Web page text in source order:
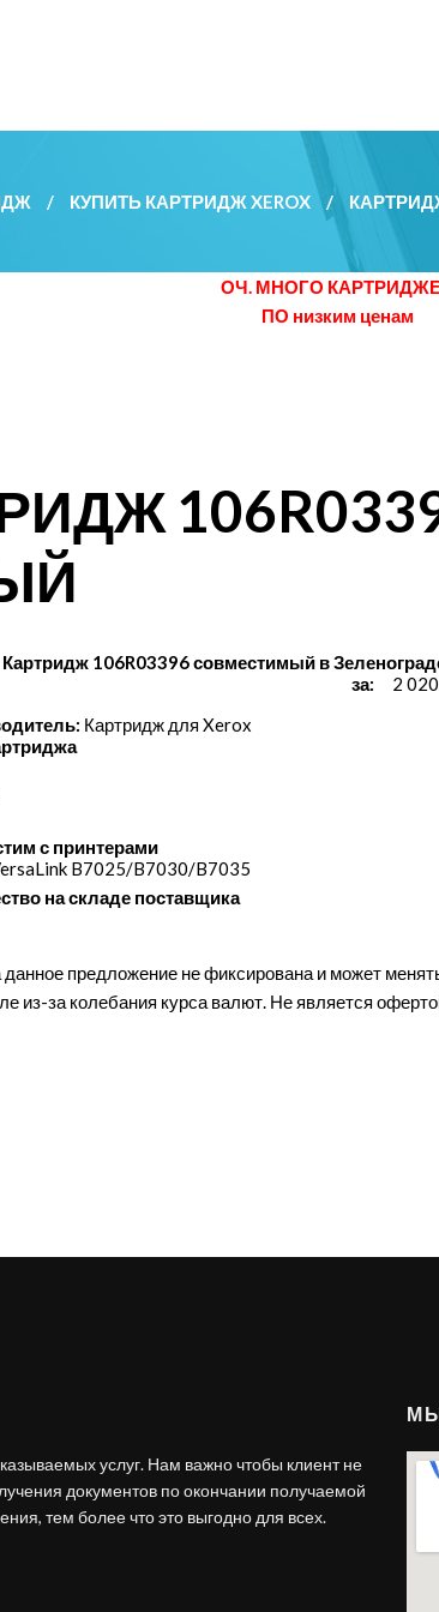
/ КУПИТЬ КАРТРИДЖ XEROX /
ОЧ. МНОГО
ПО низким ценам
Картридж 106R03396 совместимый в
за:
2
Картридж для Xerox
с принтерами
B7025/​B7030/​B7035
на складе поставщика
данное предложение не фиксирована и может
из-за колебания курса валют. Не является
услуг. Нам важно чтобы клиент не
документов по окончании получаемой
тем более что это выгодно для всех.